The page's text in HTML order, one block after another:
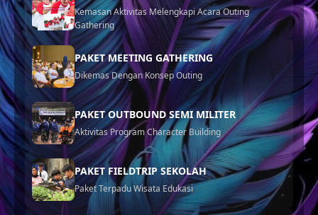
Kemasan Aktivitas Melengkapi Acara Outing
Gathering
PAKET MEETING GATHERING
Dikemas Dengan Konsep Outing
PAKET OUTBOUND SEMI MILITER
Aktivitas Program Character Building
PAKET FIELDTRIP SEKOLAH
Paket Terpadu Wisata Edukasi